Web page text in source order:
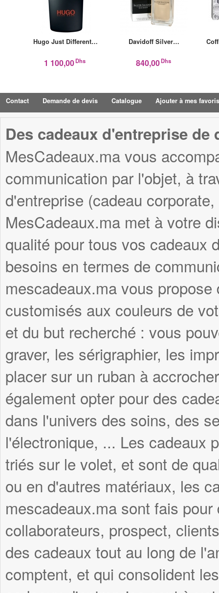
Hugo Just Different…
1 100,00Dhs
Davidoff Silver…
840,00Dhs
Contact Demande de devis Catalogue Ajouter à mes favoris
Des cadeaux d'entreprise
MesCadeaux.ma vous
communication par l'objet, à
d'entreprise (cadeau
MesCadeaux.ma met à votre
qualité pour tous vos cadeaux
besoins en termes de
mescadeaux.ma vous
customisés aux couleurs de
et du but recherché : vous
graver, les sérigraphier, les
placer sur un ruban à
également opter pour des
dans l'univers des soins, des
l'électronique, ... Les cadeaux
triés sur le volet, et sont de
ou en d'autres matériaux, les
mescadeaux.ma sont fais
collaborateurs, prospect,
des cadeaux tout au long de
comptent, et qui consolident